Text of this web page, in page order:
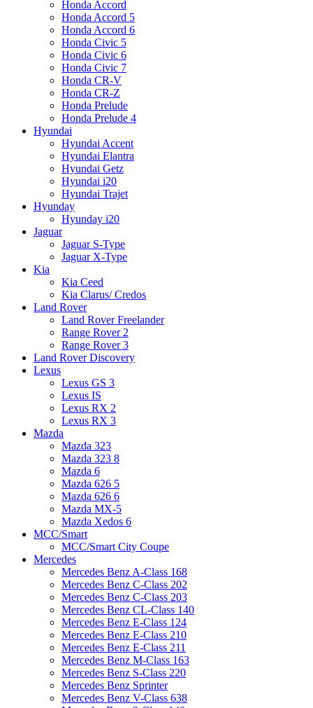
Honda Accord
Honda Accord 5
Honda Accord 6
Honda Civic 5
Honda Civic 6
Honda Civic 7
Honda CR-V
Honda CR-Z
Honda Prelude
Honda Prelude 4
Hyundai
Hyundai Accent
Hyundai Elantra
Hyundai Getz
Hyundai i20
Hyundai Trajet
Hyunday
Hyunday i20
Jaguar
Jaguar S-Type
Jaguar X-Type
Kia
Kia Ceed
Kia Clarus/ Credos
Land Rover
Land Rover Freelander
Range Rover 2
Range Rover 3
Land Rover Discovery
Lexus
Lexus GS 3
Lexus IS
Lexus RX 2
Lexus RX 3
Mazda
Mazda 323
Mazda 323 8
Mazda 6
Mazda 626 5
Mazda 626 6
Mazda MX-5
Mazda Xedos 6
MCC/Smart
MCC/Smart City Coupe
Mercedes
Mercedes Benz A-Class 168
Mercedes Benz C-Class 202
Mercedes Benz C-Class 203
Mercedes Benz CL-Class 140
Mercedes Benz E-Class 124
Mercedes Benz E-Class 210
Mercedes Benz E-Class 211
Mercedes Benz M-Class 163
Mercedes Benz S-Class 220
Mercedes Benz Sprinter
Mercedes Benz V-Class 638